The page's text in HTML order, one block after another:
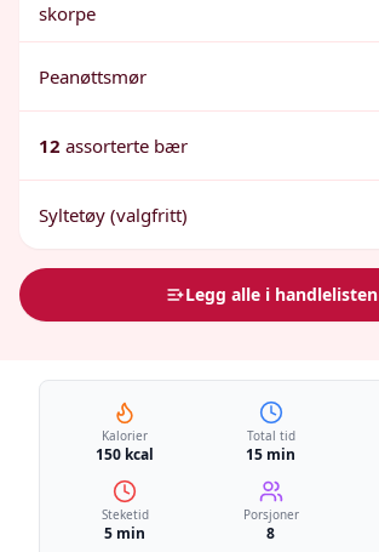
skorpe
Peanøttsmør
12 assorterte bær
Syltetøy (valgfritt)
Legg alle i handlelisten
Kalorier
150 kcal
Total tid
15 min
Steketid
5 min
Porsjoner
8